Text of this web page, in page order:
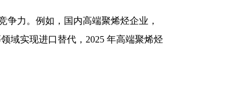
争力。例如，国内高端聚烯烃企业，
域实现进口替代，2025 年高端聚烯烃